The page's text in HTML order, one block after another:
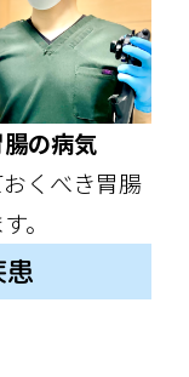
の病気
くべき胃腸
。